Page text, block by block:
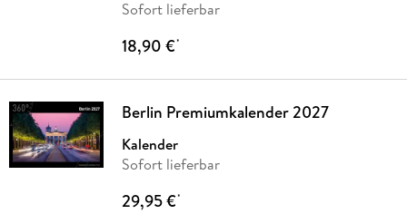
Sofort lieferbar
18,90 €*
Berlin Premiumkalender 2027
Kalender
Sofort lieferbar
29,95 €*